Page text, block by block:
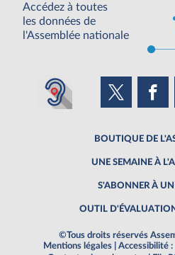
Accédez à toutes
les données de
l'Assemblée nationale
BOUTIQUE DE
UNE SEMAINE À
S'ABONNER À UN
OUTIL
©Tous droits réservés
Mentions légales
Accessibilité